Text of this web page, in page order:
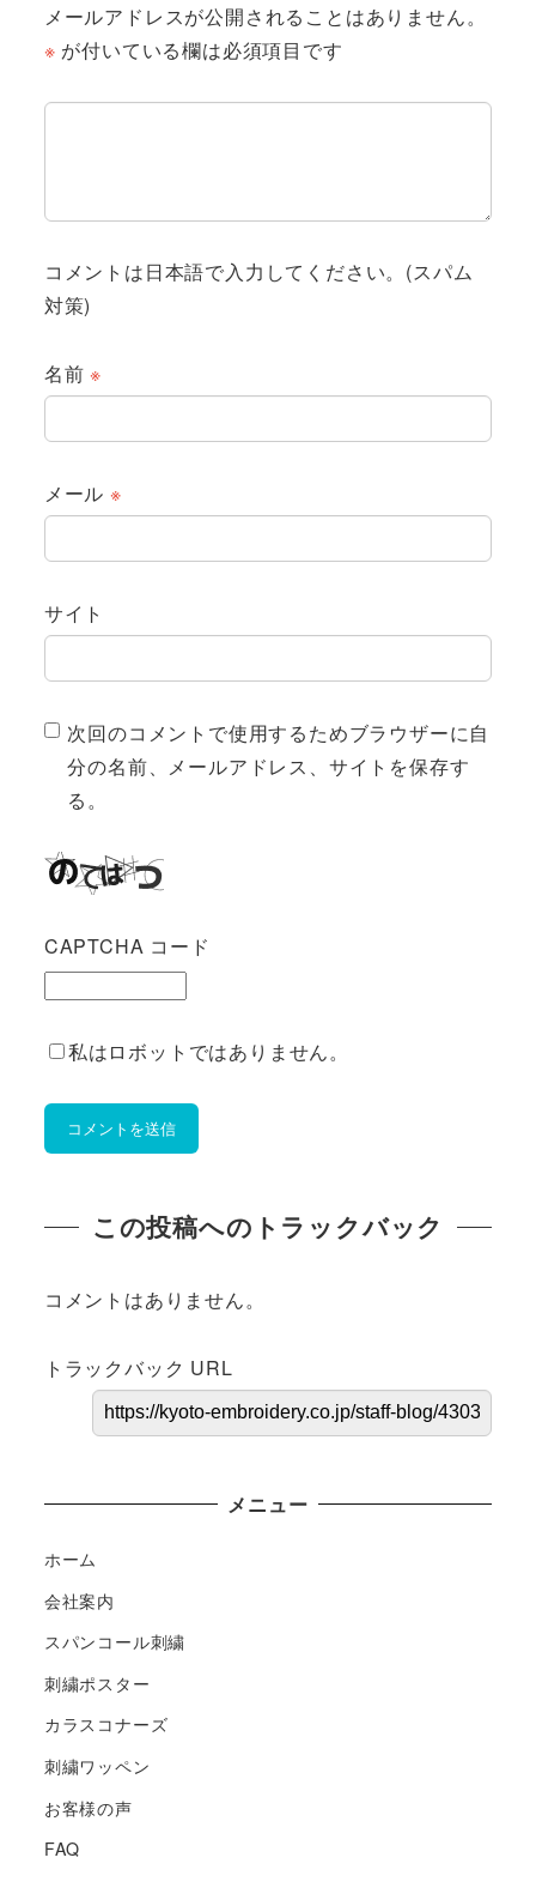
メールアドレスが公開されることはありません。
※ が付いている欄は必須項目です
コメントは日本語で入力してください。(スパム
対策)
名前※
メール ※
サイト
次回のコメントで使用するためブラウザーに自
分の名前、メールアドレス、サイトを保存す
る。
CAPTCHA コード
私はロボットではありません。
この投稿へのトラックバック
コメントはありません。
トラックバック URL
メニュー
ホーム
会社案内
スパンコール刺繍
刺繍ポスター
カラスコナーズ
刺繍ワッペン
お客様の声
FAQ